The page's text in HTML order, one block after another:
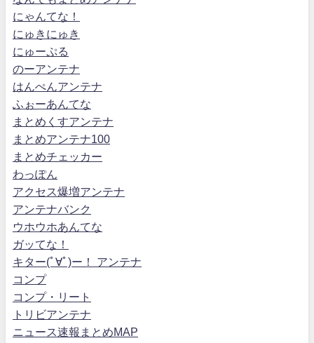
にゃんてな！
にゅきにゅき
にゅーぷる
のーアンテナ
はんぺんアンテナ
ふぉーあんてな
まとめくすアンテナ
まとめアンテナ100
まとめチェッカー
わっぽん
アクセス爆増アンテナ
アンテナバンク
ウホウホあんてな
ガッてな！
キター(ﾟ∀ﾟ)ー！ アンテナ
コンプ
コンプ・リート
トリビアンテナ
ニュース速報まとめMAP